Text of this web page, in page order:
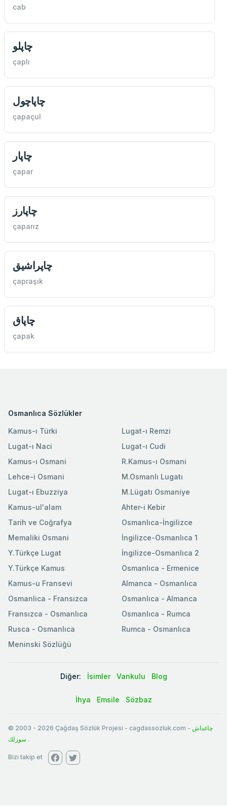
cab
چاپلو
çaplı
چاپاچول
çapaçul
چاپار
çapar
چاپارز
çaparız
چاپراشيق
çapraşık
چاپاق
çapak
Osmanlıca Sözlükler
Kamus-ı Türki
Lugat-ı Naci
Kamus-ı Osmani
Lehce-i Osmani
Lugat-ı Ebuzziya
Lugat-ı Remzi
Lugat-ı Cudi
R.Kamus-ı Osmani
M.Osmanlı Lugatı
M.Lügatı Osmaniye
Kamus-ul'alam
Tarih ve Coğrafya
Memaliki Osmani
Y.Türkçe Lugat
Y.Türkçe Kamus
Ahter-i Kebir
Osmanlıca-İngilizce
İngilizce-Osmanlıca 1
İngilizce-Osmanlıca 2
Osmanlıca - Ermenice
Kamus-u Fransevi
Osmanlica - Fransızca
Fransızca - Osmanlıca
Rusca - Osmanlıca
Meninski Sözlüğü
Almanca - Osmanlıca
Osmanlıca - Almanca
Osmanlıca - Rumca
Rumca - Osmanlıca
Diğer: İsimler Vankulu Blog
İhya Emsile Sözbaz
© 2003 - 2026 Çağdaş Sözlük Projesi - cagdassozluk.com - چاغداش
سوزلك .
Bizi takip et